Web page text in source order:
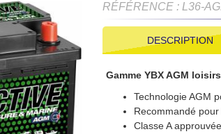
RÉFÉRENCE : L36-
DESCRIPTION
Gamme YBX AGM
Technologie AGM
Recommandé
Classe A